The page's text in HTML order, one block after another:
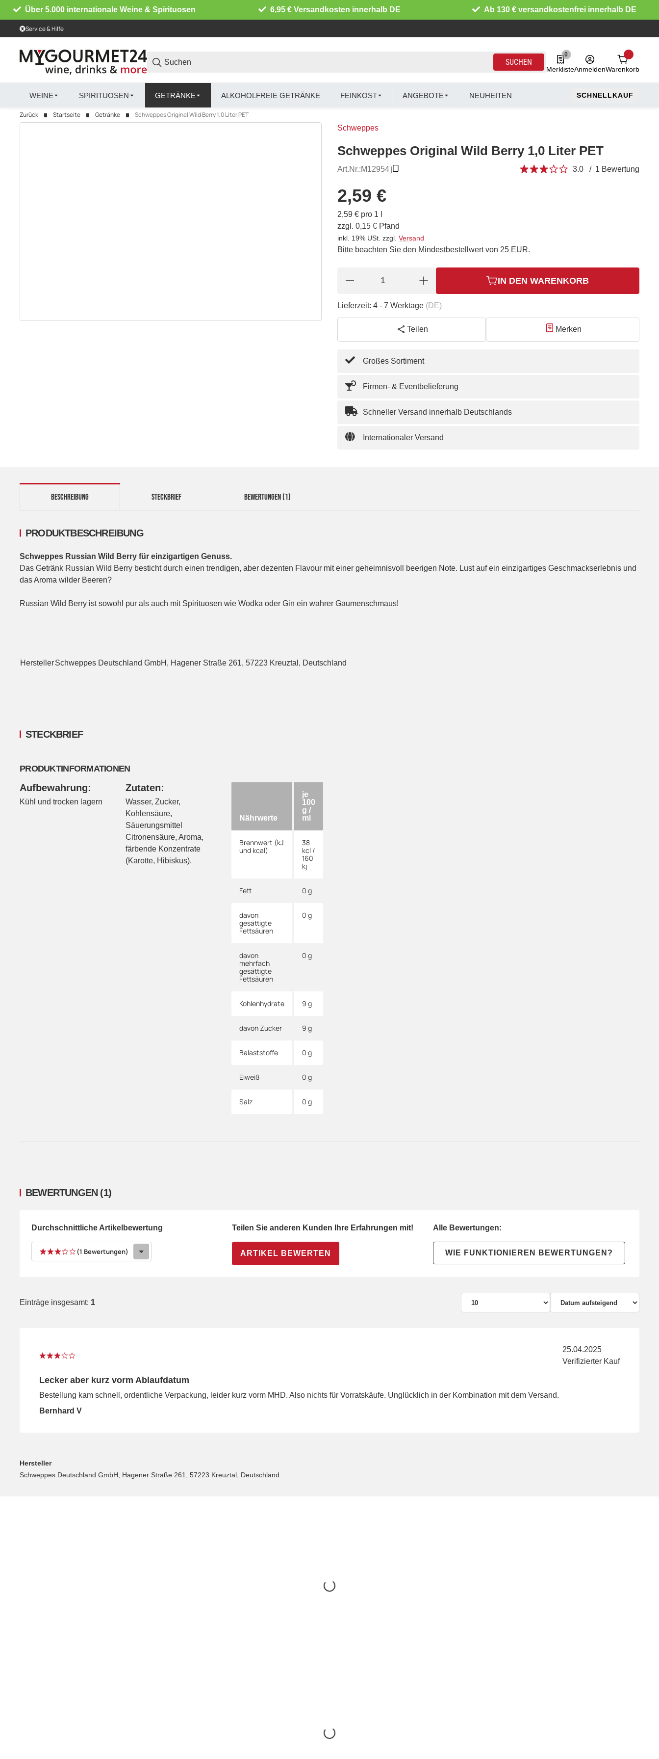
Über 5.000 internationale Weine & Spirituosen 6,95 € Versandkosten innerhalb DE Ab 130 € versandkostenfrei innerhalb DE
Service & Hilfe
SUCHEN
0
0 Produkte in der Liste
MerklisteAnmeldenWarenkorb
WEINE SPIRITUOSEN GETRÄNKE ALKOHOLFREIE GETRÄNKE FEINKOST ANGEBOTE NEUHEITEN SCHNELLKAUF
Zurück Startseite Getränke
Schweppes Original Wild Berry 1,0 Liter PET
Schweppes
Schweppes Original Wild Berry 1,0 Liter PET
Art.Nr.:M12954 3.0 / 1 Bewertung
2,59 €
2,59 € pro 1 l
zzgl. 0,15 € Pfand
inkl. 19% USt. zzgl. Versand
Bitte beachten Sie den Mindestbestellwert von 25 EUR.
IN DEN WARENKORB
Lieferzeit: 4 - 7 Werktage (DE)
Teilen Merken
Großes Sortiment
Firmen- & Eventbelieferung
Schneller Versand innerhalb Deutschlands
Internationaler Versand
STECKBRIEF
BESCHREIBUNG BEWERTUNGEN (1)
STECKBRIEF
PRODUKTINFORMATIONEN
Aufbewahrung:
Kühl und trocken lagern
Zutaten:
Wasser, Zucker,
Kohlensäure,
Säuerungsmittel
Citronensäure, Aroma,
färbende Konzentrate
(Karotte, Hibiskus).
Nährwerte
je
100
g /
ml
Brennwert (kJ
und kcal)
38
kcl /
160
kj
Fett 0 g
davon
gesättigte
Fettsäuren
0 g
davon
mehrfach
gesättigte
Fettsäuren
0 g
Kohlenhydrate 9 g
davon Zucker 9 g
Balaststoffe 0 g
Eiweiß 0 g
Salz 0 g
PRODUKTBESCHREIBUNG
Schweppes Russian Wild Berry für einzigartigen Genuss.
Das Getränk Russian Wild Berry besticht durch einen trendigen, aber dezenten Flavour mit einer geheimnisvoll beerigen Note. Lust auf ein einzigartiges Geschmackserlebnis und
das Aroma wilder Beeren?
Russian Wild Berry ist sowohl pur als auch mit Spirituosen wie Wodka oder Gin ein wahrer Gaumenschmaus!
HerstellerSchweppes Deutschland GmbH, Hagener Straße 261, 57223 Kreuztal, Deutschland
BEWERTUNGEN (1)
Durchschnittliche Artikelbewertung
(1 Bewertungen)
Teilen Sie anderen Kunden Ihre Erfahrungen mit!
ARTIKEL BEWERTEN
Alle Bewertungen:
WIE FUNKTIONIEREN BEWERTUNGEN?
Einträge insgesamt: 1
25.04.2025
Verifizierter Kauf
Lecker aber kurz vorm Ablaufdatum
Bestellung kam schnell, ordentliche Verpackung, leider kurz vorm MHD. Also nichts für Vorratskäufe. Unglücklich in der Kombination mit dem Versand.
Bernhard V
Hersteller
Schweppes Deutschland GmbH, Hagener Straße 261, 57223 Kreuztal, Deutschland